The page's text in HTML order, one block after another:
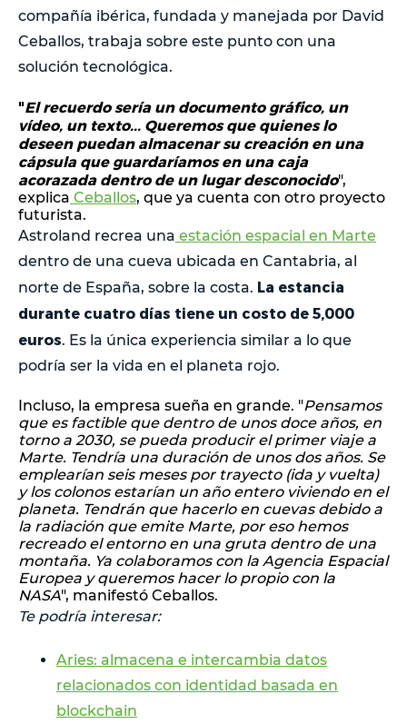
compañía ibérica, fundada y manejada por David
Ceballos, trabaja sobre este punto con una
solución tecnológica.
"El recuerdo sería un documento gráfico, un
vídeo, un texto... Queremos que quienes lo
deseen puedan almacenar su creación en una
cápsula que guardaríamos en una caja
acorazada dentro de un lugar desconocido",
explica Ceballos, que ya cuenta con otro proyecto
futurista.
Astroland recrea una estación espacial en Marte
dentro de una cueva ubicada en Cantabria, al
norte de España, sobre la costa. La estancia
durante cuatro días tiene un costo de 5,000
euros. Es la única experiencia similar a lo que
podría ser la vida en el planeta rojo.
Incluso, la empresa sueña en grande. "Pensamos
que es factible que dentro de unos doce años, en
torno a 2030, se pueda producir el primer viaje a
Marte. Tendría una duración de unos dos años. Se
emplearían seis meses por trayecto (ida y vuelta)
y los colonos estarían un año entero viviendo en el
planeta. Tendrán que hacerlo en cuevas debido a
la radiación que emite Marte, por eso hemos
recreado el entorno en una gruta dentro de una
montaña. Ya colaboramos con la Agencia Espacial
Europea y queremos hacer lo propio con la
NASA", manifestó Ceballos.
Te podría interesar:
Aries: almacena e intercambia datos
relacionados con identidad basada en
blockchain